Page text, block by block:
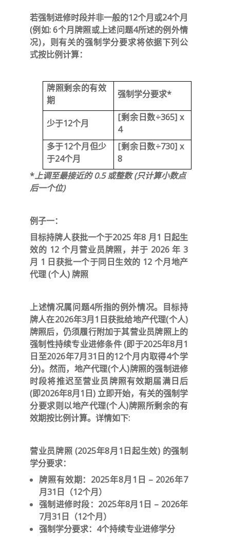
若强制进修时段并非一般的12个月或24个月
(例如: 6个月牌照或上述问题4所述的例外情
况)，则有关的强制学分要求将依据下列公
式按比例计算：
牌照剩余的有效
期
强制学分要求*
少于12个月
[剩余日数÷365] x
4
多于12个月但少
于24个月
[剩余日数÷730] x
8
*上调至最接近的0.5或整数(只计算小数点
后一个位)
例子一：
目标持牌人获批一个于2025 年8 月1 日起生
效的 12 个月营业员牌照，并于 2026 年 3
月 1 日获批一个于同日生效的 12 个月地产
代理 (个人) 牌照
上述情况属问题4所指的例外情况。目标持
牌人在2026年3月1日获批给地产代理(个人)
牌照后，仍须履行附加于其营业员牌照上的
强制性持续专业进修条件 (即于2025年8月1
日至2026年7月31日的12个月内取得4个学
分)。然而，地产代理(个人)牌照的强制进修
时段将推迟至营业员牌照有效期届满日后
(即2026年8月1日) 立即开始，有关的强制学
分要求则以地产代理(个人)牌照所剩余的有
效期按比例计算。详情如下:
营业员牌照 (2025年8月1日起生效) 的强制
学分要求：
牌照有效期：2025年8月1日 – 2026年7
月31日（12个月）
强制进修时段：2025年8月1日 – 2026年
7月31日（12个月）
强制学分要求：4个持续专业进修学分